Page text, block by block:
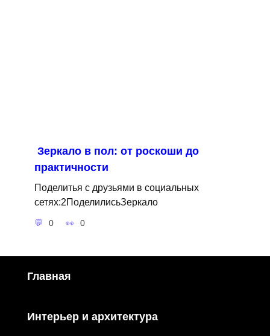
Зеркало в пол: от роскоши до
практичности
Поделитья с друзьями в социальных
сетях:2ПоделилисьЗеркало
0 0
Главная
Интерьер и архитектура